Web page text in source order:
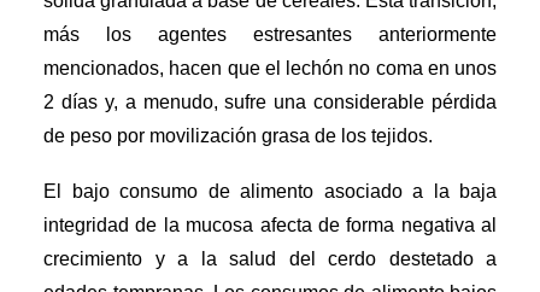
más los agentes estresantes anteriormente
mencionados, hacen que el lechón no coma en unos
2 días y, a menudo, sufre una considerable pérdida
de peso por movilización grasa de los tejidos.
El bajo consumo de alimento asociado a la baja
integridad de la mucosa afecta de forma negativa al
crecimiento y a la salud del cerdo destetado a